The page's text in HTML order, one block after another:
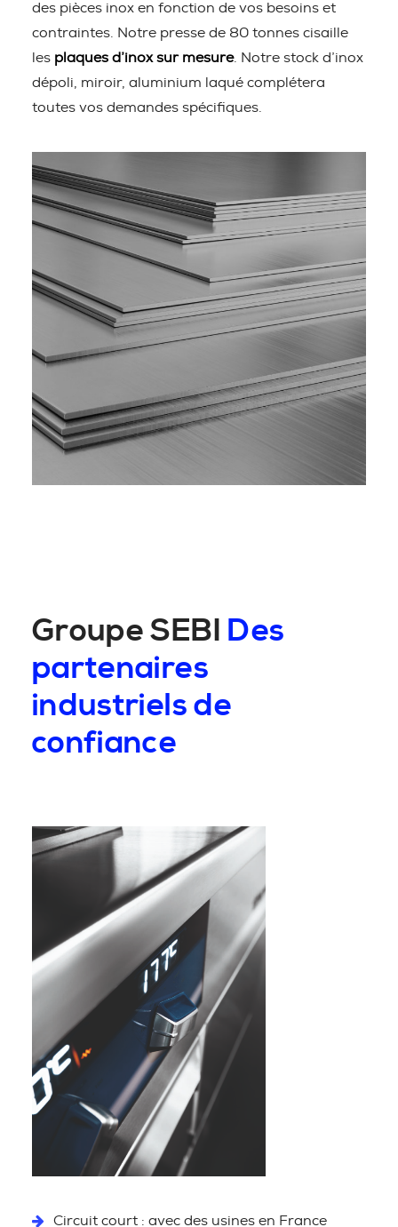
des pièces inox en fonction de vos besoins et
contraintes. Notre presse de 80 tonnes cisaille
les plaques d’inox sur mesure. Notre stock d’inox
dépoli, miroir, aluminium laqué complétera
toutes vos demandes spécifiques.
Groupe SEBI Des
partenaires
industriels de
confiance
Circuit court : avec des usines en France